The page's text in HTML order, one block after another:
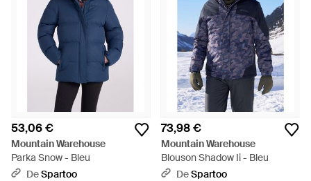
53,06 €
Mountain Warehouse
Parka Snow - Bleu
DeSpartoo
73,98 €
Mountain Warehouse
Blouson Shadow Ii - Bleu
DeSpartoo